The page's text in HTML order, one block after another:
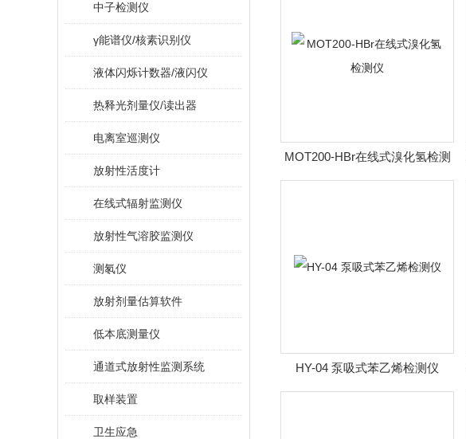
中子检测仪
γ能谱仪/核素识别仪
液体闪烁计数器/液闪仪
热释光剂量仪/读出器
电离室巡测仪
放射性活度计
在线式辐射监测仪
放射性气溶胶监测仪
测氡仪
放射剂量估算软件
低本底测量仪
通道式放射性监测系统
取样装置
卫生应急
MOT200-HBr在线式溴化氢检测
仪
HY-04 泵吸式苯乙烯检测仪